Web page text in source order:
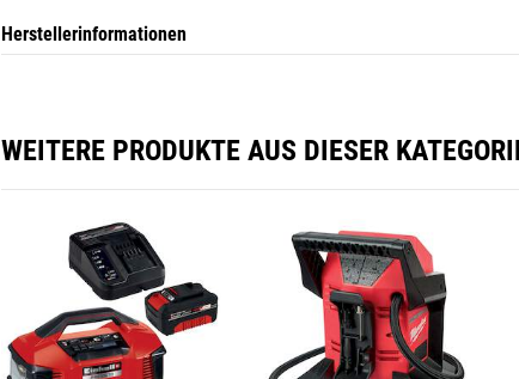
Herstellerinformationen
WEITERE PRODUKTE AUS DIESER